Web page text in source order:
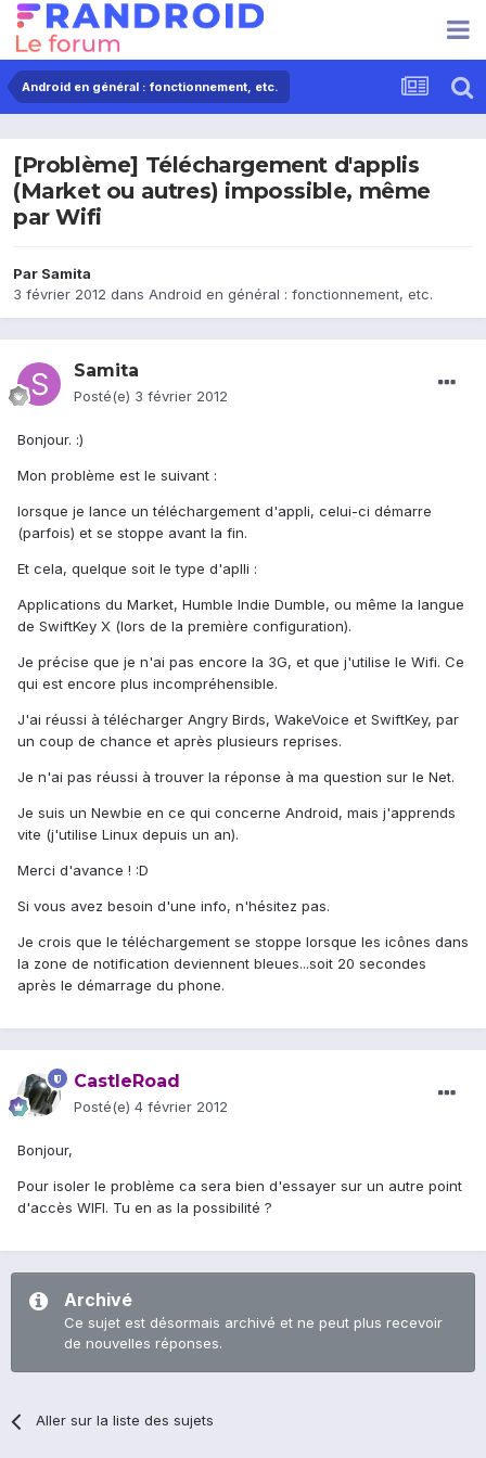
Android en général : fonctionnement, etc.
[Problème] Téléchargement d'applis
(Market ou autres) impossible, même
par Wifi
Par Samita
3 février 2012 dans Android en général : fonctionnement, etc.
Samita
Posté(e) 3 février 2012
Bonjour. :)
Mon problème est le suivant :
lorsque je lance un téléchargement d'appli, celui-ci démarre
(parfois) et se stoppe avant la fin.
Et cela, quelque soit le type d'aplli :
Applications du Market, Humble Indie Dumble, ou même la langue
de SwiftKey X (lors de la première configuration).
Je précise que je n'ai pas encore la 3G, et que j'utilise le Wifi. Ce
qui est encore plus incompréhensible.
J'ai réussi à télécharger Angry Birds, WakeVoice et SwiftKey, par
un coup de chance et après plusieurs reprises.
Je n'ai pas réussi à trouver la réponse à ma question sur le Net.
Je suis un Newbie en ce qui concerne Android, mais j'apprends
vite (j'utilise Linux depuis un an).
Merci d'avance ! :D
Si vous avez besoin d'une info, n'hésitez pas.
Je crois que le téléchargement se stoppe lorsque les icônes dans
la zone de notification deviennent bleues...soit 20 secondes
après le démarrage du phone.
CastleRoad
Posté(e) 4 février 2012
Bonjour,
Pour isoler le problème ca sera bien d'essayer sur un autre point
d'accès WIFI. Tu en as la possibilité ?
Archivé
Ce sujet est désormais archivé et ne peut plus recevoir
de nouvelles réponses.
Aller sur la liste des sujets